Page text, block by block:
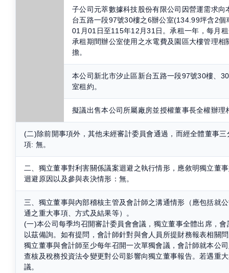
子公司元萃數據科技股份有限公司因營運需求向
台五路一段97號30樓之6辦公室(134.99坪含2
01月01日至115年12月31日。承租一年，每月
承租期間辦公室使用之水電費及園區大樓管理相
擔。
本公司新北市汐止區新台五路一段97號30樓、
室租約。
擬議出售本公司所屬廠房並授權董事長全權辦理
(二)除前開事項外，其他未經審計委員會通過，而經全體董事
項: 無。
二、獨立董事對利害關係議案迴避之執行情形，應敘明獨立董
迴避原因以及參與表決情形：無。
三、獨立董事與內部稽核主管及會計師之溝通情形（應包括就
通之重大事項、方式及結果等）。
(一)本公司每季均召開審計委員會會議，獨立董事全體出席，
以茲備詢。如有提問，會計師針對與會人員所提財務報表相關
獨立董事與會計師至少每年召開一次單獨會議，會計師就本公
查核及稅務投資法令變更對公司影響向獨立董事報告。若遇重
議。